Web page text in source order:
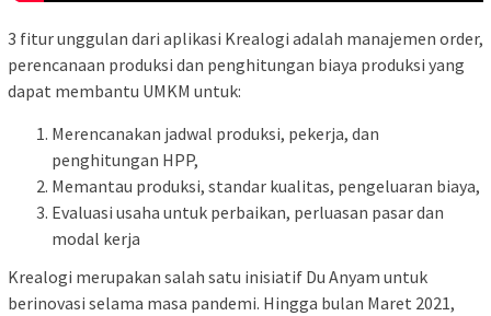
3 fitur unggulan dari aplikasi Krealogi adalah manajemen order,
perencanaan produksi dan penghitungan biaya produksi yang
dapat membantu UMKM untuk:
Merencanakan jadwal produksi, pekerja, dan
penghitungan HPP,
Memantau produksi, standar kualitas, pengeluaran biaya,
Evaluasi usaha untuk perbaikan, perluasan pasar dan
modal kerja
Krealogi merupakan salah satu inisiatif Du Anyam untuk
berinovasi selama masa pandemi. Hingga bulan Maret 2021,